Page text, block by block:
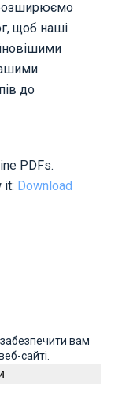
вам
сайті.
розширюємо
щоб наші
до
PDFs.
it: Download